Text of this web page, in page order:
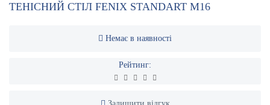
ТЕНІСНИЙ СТІЛ FENIX STANDART M16
Немає в наявності
Рейтинг: